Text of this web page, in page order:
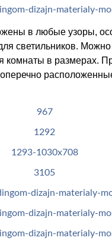
в любые узоры,
светильников.
комнаты в размерах.